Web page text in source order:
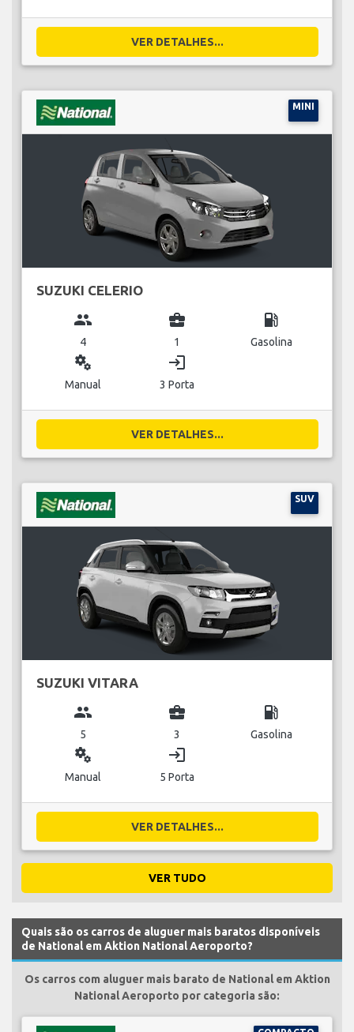
VER DETALHES...
MINI
SUZUKI CELERIO
group
4
business_center
1
local_gas_station
Gasolina
miscellaneous_services
Manual
login
3 Porta
VER DETALHES...
SUV
SUZUKI VITARA
group
5
business_center
3
local_gas_station
Gasolina
miscellaneous_services
Manual
login
5 Porta
VER DETALHES...
VER TUDO
Quais são os carros de aluguer mais baratos disponíveis
de National em Aktion National Aeroporto?
Os carros com aluguer mais barato de National em Aktion
National Aeroporto por categoria são: